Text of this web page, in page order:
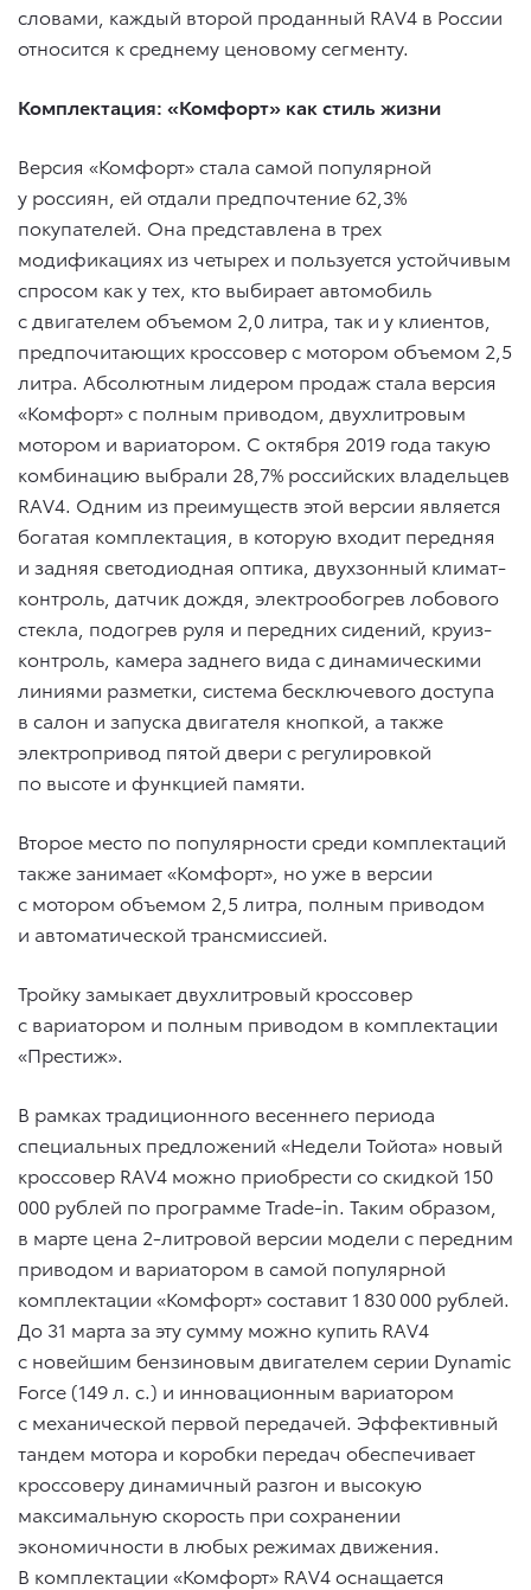
словами, каждый второй проданный RAV4 в России
относится к среднему ценовому сегменту.
Комплектация: «Комфорт» как стиль жизни
Версия «Комфорт» стала самой популярной
у россиян, ей отдали предпочтение 62,3%
покупателей. Она представлена в трех
модификациях из четырех и пользуется устойчивым
спросом как у тех, кто выбирает автомобиль
с двигателем объемом 2,0 литра, так и у клиентов,
предпочитающих кроссовер с мотором объемом 2,5
литра. Абсолютным лидером продаж стала версия
«Комфорт» с полным приводом, двухлитровым
мотором и вариатором. С октября 2019 года такую
комбинацию выбрали 28,7% российских владельцев
RAV4. Одним из преимуществ этой версии является
богатая комплектация, в которую входит передняя
и задняя светодиодная оптика, двухзонный климат-
контроль, датчик дождя, электрообогрев лобового
стекла, подогрев руля и передних сидений, круиз-
контроль, камера заднего вида с динамическими
линиями разметки, система бесключевого доступа
в салон и запуска двигателя кнопкой, а также
электропривод пятой двери с регулировкой
по высоте и функцией памяти.
Второе место по популярности среди комплектаций
также занимает «Комфорт», но уже в версии
с мотором объемом 2,5 литра, полным приводом
и автоматической трансмиссией.
Тройку замыкает двухлитровый кроссовер
с вариатором и полным приводом в комплектации
«Престиж».
В рамках традиционного весеннего периода
специальных предложений «Недели Тойота» новый
кроссовер RAV4 можно приобрести со скидкой 150
000 рублей по программе Trade-in. Таким образом,
в марте цена 2-литровой версии модели с передним
приводом и вариатором в самой популярной
комплектации «Комфорт» составит 1 830 000 рублей.
До 31 марта за эту сумму можно купить RAV4
с новейшим бензиновым двигателем серии Dynamic
Force (149 л. с.) и инновационным вариатором
с механической первой передачей. Эффективный
тандем мотора и коробки передач обеспечивает
кроссоверу динамичный разгон и высокую
максимальную скорость при сохранении
экономичности в любых режимах движения.
В комплектации «Комфорт» RAV4 оснащается